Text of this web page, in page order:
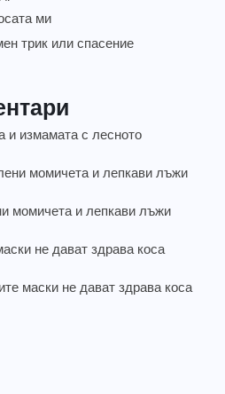
ми
трик или спасение
и измамата с лесното
момичета и лепкави лъжи
момичета и лепкави лъжи
не дават здрава коса
маски не дават здрава коса